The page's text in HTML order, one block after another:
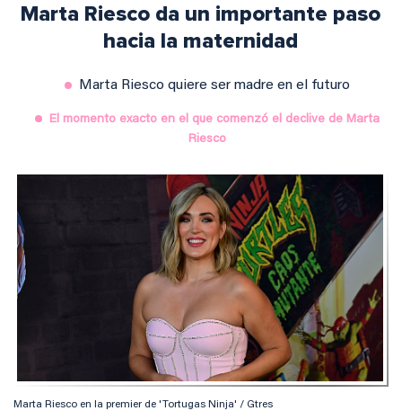
Marta Riesco da un importante paso
hacia la maternidad
Marta Riesco quiere ser madre en el futuro
El momento exacto en el que comenzó el declive de Marta
Riesco
Marta Riesco en la premier de 'Tortugas Ninja' / Gtres